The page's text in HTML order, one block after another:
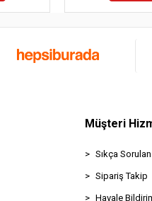
Müşteri
Sıkça
Sipariş Takip
Havale